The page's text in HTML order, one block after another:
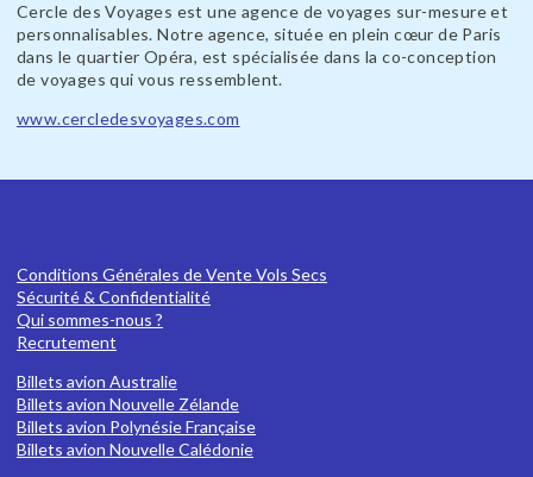
Cercle des Voyages est une agence de voyages sur-mesure et
personnalisables. Notre agence, située en plein cœur de Paris
dans le quartier Opéra, est spécialisée dans la co-conception
de voyages qui vous ressemblent.
www.cercledesvoyages.com
Conditions Générales de Vente Vols Secs
Sécurité & Confidentialité
Qui sommes-nous ?
Recrutement
Billets avion Australie
Billets avion Nouvelle Zélande
Billets avion Polynésie Française
Billets avion Nouvelle Calédonie